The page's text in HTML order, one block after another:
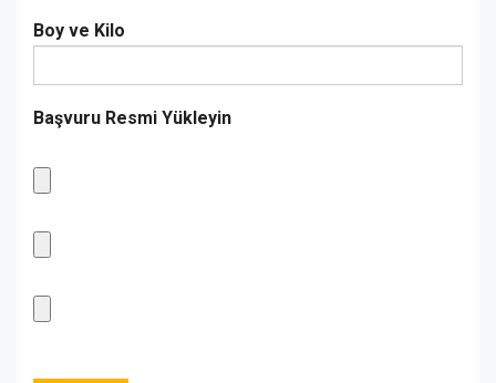
Boy ve Kilo
Başvuru Resmi Yükleyin